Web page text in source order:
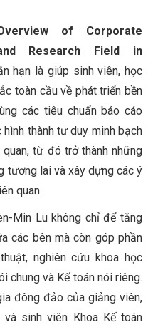
of Corporate
Research Field in
hạn là giúp sinh viên, học
toàn cầu về phát triển bền
các tiêu chuẩn báo cáo
thành tư duy minh bạch
từ đó trở thành những
tương lai và xây dựng các ý
quan.
Min Lu không chỉ để tăng
các bên mà còn góp phần
nghiên cứu khoa học
chung và Kế toán nói riêng.
đông đảo của giảng viên,
sinh viên Khoa Kế toán